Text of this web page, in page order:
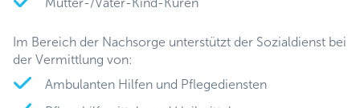
Im Bereich der Nachsorge unterstützt der Sozialdienst bei
der Vermittlung von:
Ambulanten Hilfen und Pflegediensten